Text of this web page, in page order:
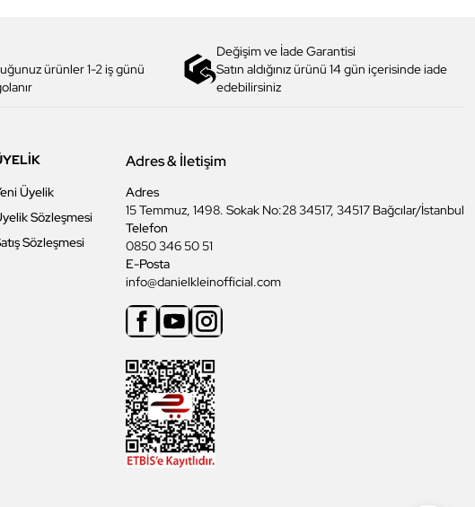
ürünler 1-2 iş günü
Değişim ve İade Garantisi
Satın aldığınız ürünü 14 gün içerisinde iade
edebilirsiniz
Üyelik
Sözleşmesi
Sözleşmesi
Adres & İletişim
Adres
15 Temmuz, 1498. Sokak No:28 34517, 34517 Bağcılar/İstanbul
Telefon
0850 346 50 51
E-Posta
info@danielkleinofficial.com
FacebookYoutubeInstagram